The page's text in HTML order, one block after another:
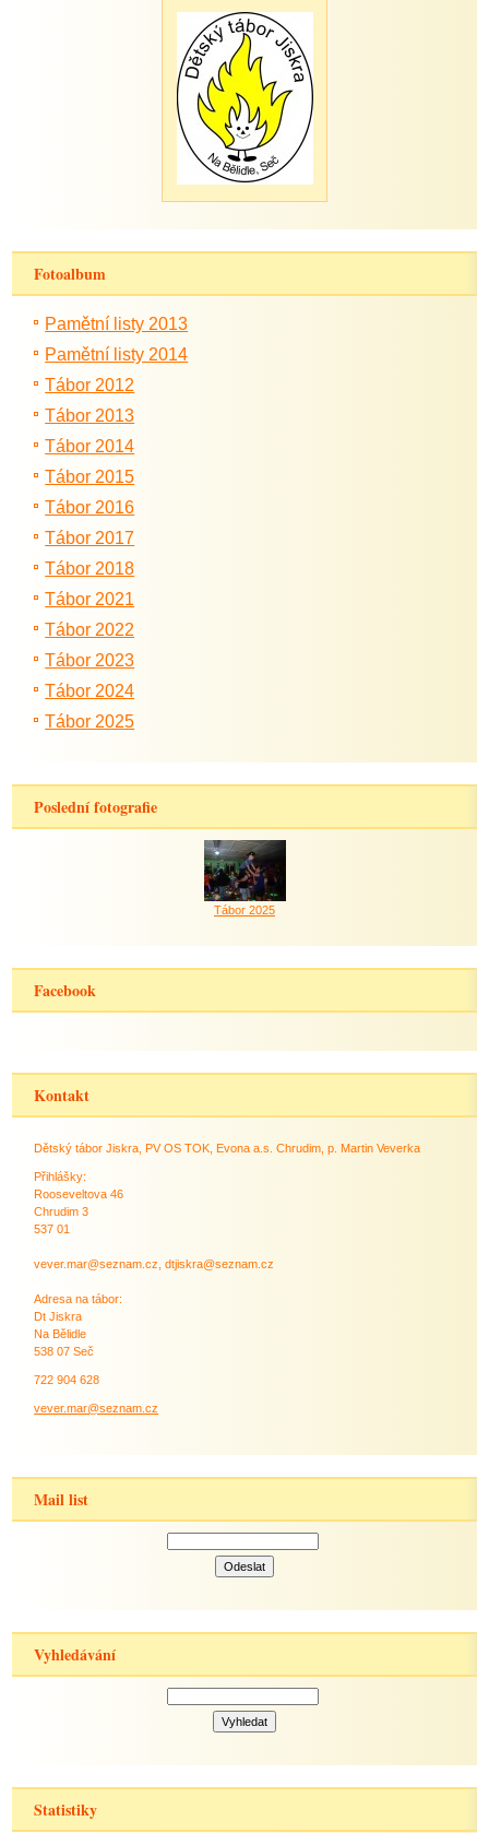
Fotoalbum
Pamětní listy 2013
Pamětní listy 2014
Tábor 2012
Tábor 2013
Tábor 2014
Tábor 2015
Tábor 2016
Tábor 2017
Tábor 2018
Tábor 2021
Tábor 2022
Tábor 2023
Tábor 2024
Tábor 2025
Poslední fotografie
Tábor 2025
Facebook
Kontakt
Dětský tábor Jiskra, PV OS TOK, Evona a.s. Chrudim, p. Martin Veverka
Přihlášky:
Rooseveltova 46
Chrudim 3
537 01
vever.mar@seznam.cz, dtjiskra@seznam.cz
Adresa na tábor:
Dt Jiskra
Na Bělidle
538 07 Seč
722 904 628
vever.mar@seznam.cz
Mail list
Vyhledávání
Statistiky